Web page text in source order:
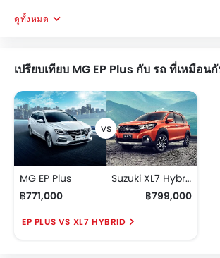
ดูทั้งหมด
เปรียบเทียบ MG EP Plus กับ รถ ที่เหมือน
MG EP Plus
฿771,000
Suzuki XL7 Hybrid
฿799,000
EP PLUS VS XL7 HYBRID